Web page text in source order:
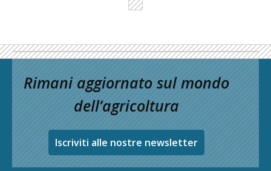
Rimani aggiornato sul mondo
dell’agricoltura
Iscriviti alle nostre newsletter